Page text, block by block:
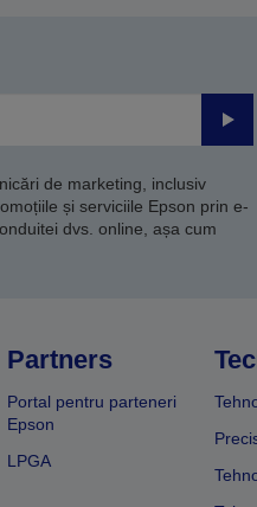
de marketing, inclusiv
și serviciile Epson prin e-
dvs. online, așa cum
Partners
Portal pentru parteneri
Epson
LPGA